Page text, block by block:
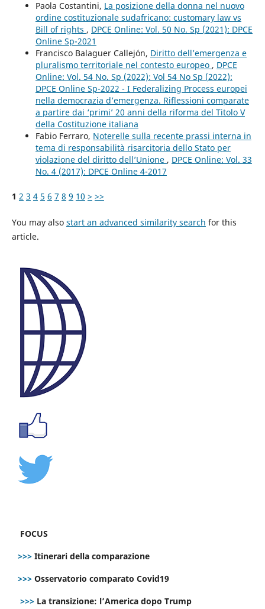
Paola Costantini, La posizione della donna nel nuovo
ordine costituzionale sudafricano: customary law vs
Bill of rights , DPCE Online: Vol. 50 No. Sp (2021): DPCE
Online Sp-2021
Francisco Balaguer Callejón, Diritto dell’emergenza e
pluralismo territoriale nel contesto europeo , DPCE
Online: Vol. 54 No. Sp (2022): Vol 54 No Sp (2022):
DPCE Online Sp-2022 - I Federalizing Process europei
nella democrazia d’emergenza. Riflessioni comparate
a partire dai ‘primi’ 20 anni della riforma del Titolo V
della Costituzione italiana
Fabio Ferraro, Noterelle sulla recente prassi interna in
tema di responsabilità risarcitoria dello Stato per
violazione del diritto dell’Unione , DPCE Online: Vol. 33
No. 4 (2017): DPCE Online 4-2017
1 2 3 4 5 6 7 8 9 10 > >>
You may also start an advanced similarity search for this
article.
FOCUS
>>> Itinerari della comparazione
>>> Osservatorio comparato Covid19
>>> La transizione: l’America dopo Trump